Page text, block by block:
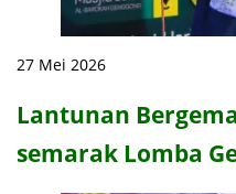
27 Mei 2026
Lantunan
semarak Lomba